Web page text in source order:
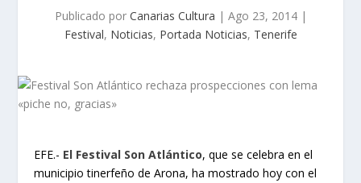
Publicado por Canarias Cultura | Ago 23, 2014|
Festival, Noticias, Portada Noticias, Tenerife
EFE.- El Festival Son Atlántico, que se celebra en el
municipio tinerfeño de Arona, ha mostrado hoy con el